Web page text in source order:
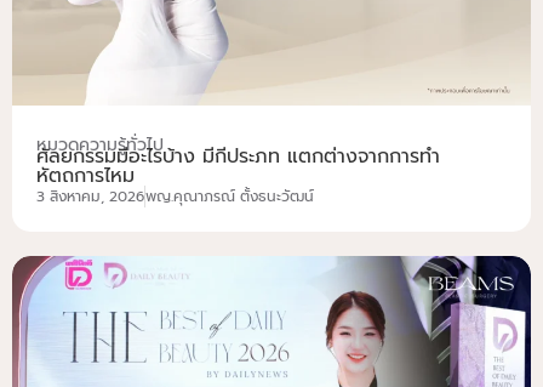
หมวดความรู้ทั่วไป
ศัลยกรรมมีอะไรบ้าง มี่กี่ประภท แตกต่างจากการทำ
หัตถการไหม
3 สิงหาคม, 2026พญ.คุณาภรณ์ ตั้งธนะวัฒน์